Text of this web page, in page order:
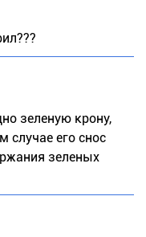
зеленую крону,
случае его снос
зеленых